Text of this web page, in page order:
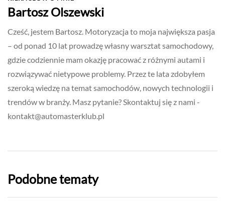
Bartosz Olszewski
Cześć, jestem Bartosz. Motoryzacja to moja największa pasja
– od ponad 10 lat prowadzę własny warsztat samochodowy,
gdzie codziennie mam okazję pracować z różnymi autami i
rozwiązywać nietypowe problemy. Przez te lata zdobyłem
szeroką wiedzę na temat samochodów, nowych technologii i
trendów w branży. Masz pytanie? Skontaktuj się z nami -
kontakt@automasterklub.pl
Podobne tematy